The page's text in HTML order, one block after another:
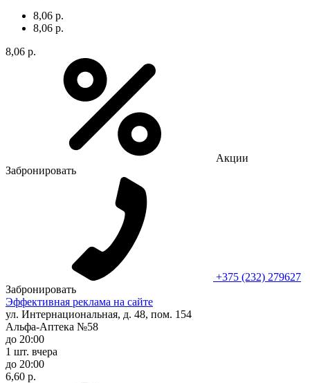
8,06 р.
8,06 р.
8,06 р.
Акции
Забронировать
+375 (232) 279627
Забронировать
Эффективная реклама на сайте
ул. Интернациональная, д. 48, пом. 154
Альфа-Аптека №58
до 20:00
1 шт. вчера
до 20:00
6,60 р.